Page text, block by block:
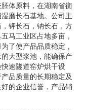
体原料，在湖南省衡
磨长石基地。公司主
钾长石，钠长石，方
马工业区占地多亩，
了使产品品质稳定，
大型浆池，能确保产
速隧道窑炉烘干设
品质量的长期稳定及
的企业信誉，产品销